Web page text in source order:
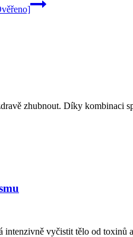
zhubnout. Díky kombinaci
vyčistit tělo od